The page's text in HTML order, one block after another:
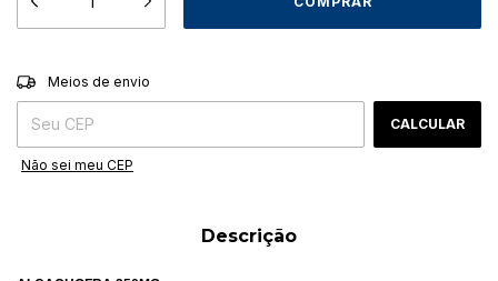
Entregas para o CEP:
Meios de envio
CALCULAR
Não sei meu CEP
Descrição